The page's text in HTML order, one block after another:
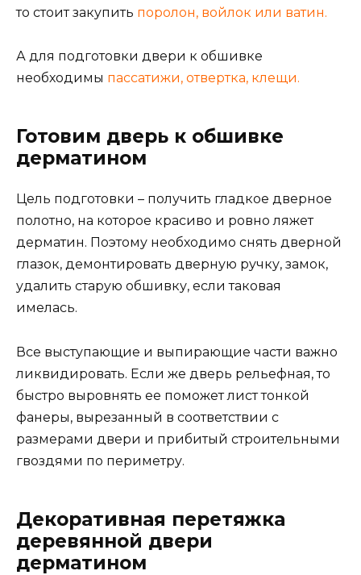
то стоит закупить поролон, войлок или ватин.
А для подготовки двери к обшивке
необходимы пассатижи, отвертка, клещи.
Готовим дверь к обшивке
дерматином
Цель подготовки – получить гладкое дверное
полотно, на которое красиво и ровно ляжет
дерматин. Поэтому необходимо снять дверной
глазок, демонтировать дверную ручку, замок,
удалить старую обшивку, если таковая
имелась.
Все выступающие и выпирающие части важно
ликвидировать. Если же дверь рельефная, то
быстро выровнять ее поможет лист тонкой
фанеры, вырезанный в соответствии с
размерами двери и прибитый строительными
гвоздями по периметру.
Декоративная перетяжка
деревянной двери
дерматином